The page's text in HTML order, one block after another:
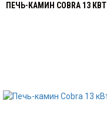
ПЕЧЬ-КАМИН COBRA 13 КВТ